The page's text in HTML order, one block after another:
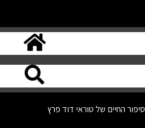
סיפור החיים של טוראי דוד פרץ